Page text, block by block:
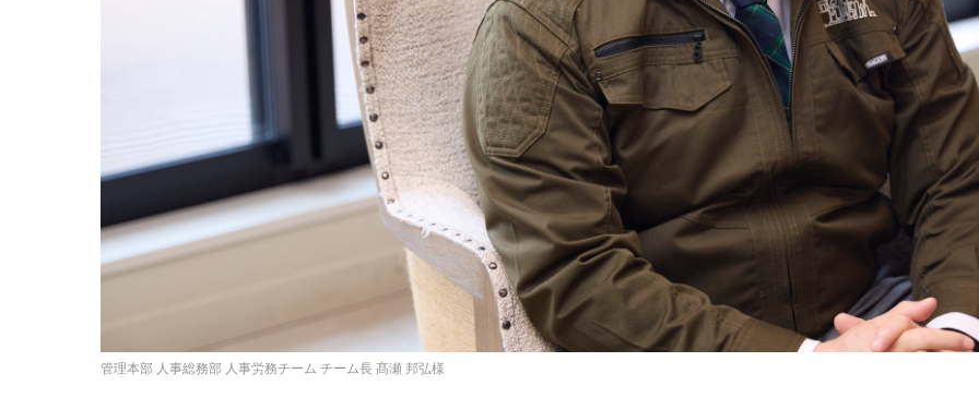
管理本部 人事総務部 人事労務チーム チーム長 髙瀬 邦弘様